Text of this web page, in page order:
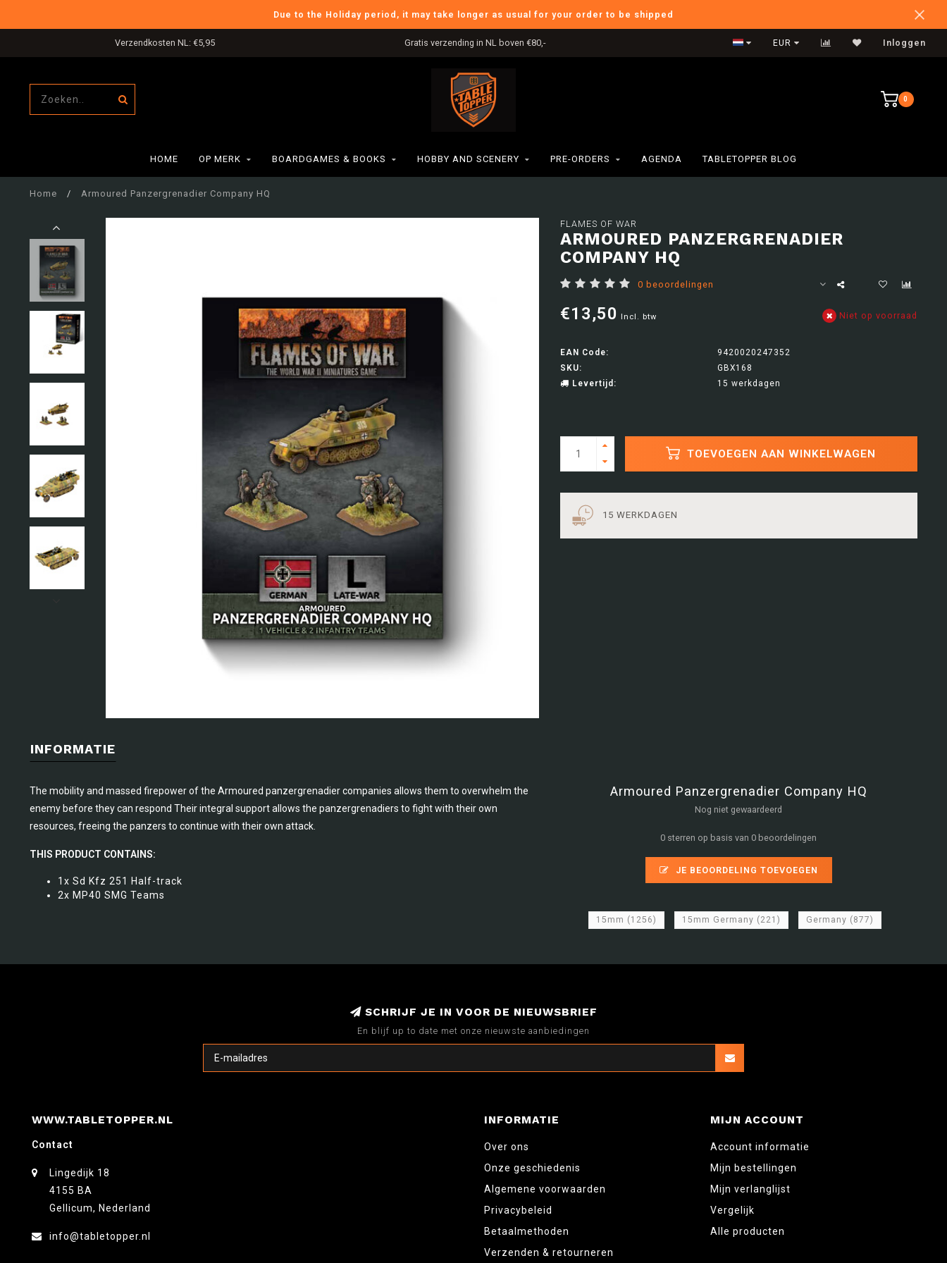
Due to the Holiday period, it may take longer as usual for your order to be shipped
Verzendkosten NL: €5,95 Gratis verzending in NL boven €80,- International Shipping
EUR Inloggen
0
HOME OP MERK BOARDGAMES & BOOKS HOBBY AND SCENERY PRE-ORDERS AGENDA TABLETOPPER BLOG
Home / Armoured Panzergrenadier Company HQ
FLAMES OF WAR
ARMOURED PANZERGRENADIER
COMPANY HQ
0 beoordelingen
€13,50 Incl. btw Niet op voorraad
EAN Code:
9420020247352
SKU:
GBX168
Levertijd:
15 werkdagen
TOEVOEGEN AAN WINKELWAGEN
15 WERKDAGEN
INFORMATIE
The mobility and massed firepower of the Armoured panzergrenadier companies allows them to overwhelm the
enemy before they can respond Their integral support allows the panzergrenadiers to fight with their own
resources, freeing the panzers to continue with their own attack.
THIS PRODUCT CONTAINS:
1x Sd Kfz 251 Half-track
2x MP40 SMG Teams
Armoured Panzergrenadier Company HQ
Nog niet gewaardeerd
0 sterren op basis van 0 beoordelingen
JE BEOORDELING TOEVOEGEN
15mm (1256) 15mm Germany (221) Germany (877)
SCHRIJF JE IN VOOR DE NIEUWSBRIEF
En blijf up to date met onze nieuwste aanbiedingen
WWW.TABLETOPPER.NL
Contact
Lingedijk 18
4155 BA
Gellicum, Nederland
info@tabletopper.nl
INFORMATIE
Over ons
Onze geschiedenis
Algemene voorwaarden
Privacybeleid
Betaalmethoden
Verzenden & retourneren
MIJN ACCOUNT
Account informatie
Mijn bestellingen
Mijn verlanglijst
Vergelijk
Alle producten